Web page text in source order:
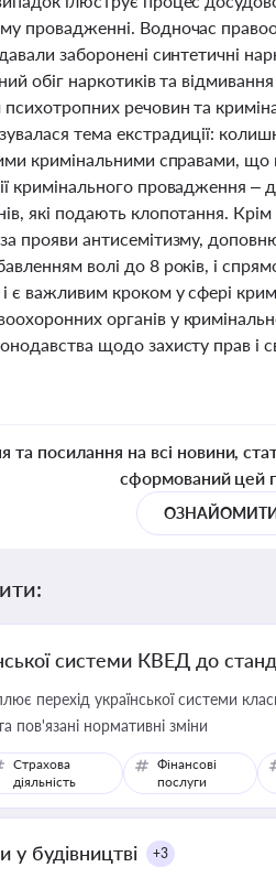
провадженні. Водночас
заборонені синтетичні
обіг наркотиків та
речовин та
тема екстрадиції:
кримінальними справами,
кримінального провадження
які подають клопотання.
за прояви антисемітизму,
волі до 8 років, і
є важливим кроком у сфері
органів у
щодо захисту прав і
посилання на всі новини,
сформований цей
системи КВЕД до
перехід української системи
пов'язані нормативні зміни
Страхова
діяльність
Фінансові
послуги
у будівництві +3